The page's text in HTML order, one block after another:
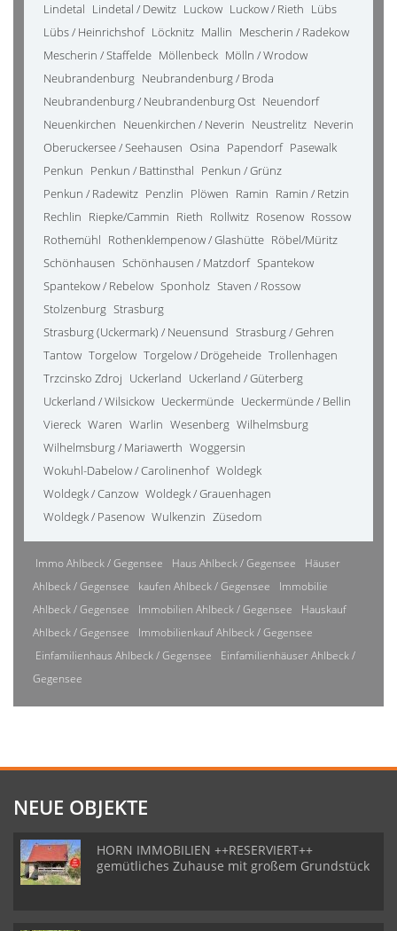
Lindetal Lindetal / Dewitz Luckow Luckow / Rieth Lübs
Lübs / Heinrichshof Löcknitz Mallin Mescherin / Radekow
Mescherin / Staffelde Möllenbeck Mölln / Wrodow
Neubrandenburg Neubrandenburg / Broda
Neubrandenburg / Neubrandenburg Ost Neuendorf
Neuenkirchen Neuenkirchen / Neverin Neustrelitz Neverin
Oberuckersee / Seehausen Osina Papendorf Pasewalk
Penkun Penkun / Battinsthal Penkun / Grünz
Penkun / Radewitz Penzlin Plöwen Ramin Ramin / Retzin
Rechlin Riepke/Cammin Rieth Rollwitz Rosenow Rossow
Rothemühl Rothenklempenow / Glashütte Röbel/Müritz
Schönhausen Schönhausen / Matzdorf Spantekow
Spantekow / Rebelow Sponholz Staven / Rossow
Stolzenburg Strasburg
Strasburg (Uckermark) / Neuensund Strasburg / Gehren
Tantow Torgelow Torgelow / Drögeheide Trollenhagen
Trzcinsko Zdroj Uckerland Uckerland / Güterberg
Uckerland / Wilsickow Ueckermünde Ueckermünde / Bellin
Viereck Waren Warlin Wesenberg Wilhelmsburg
Wilhelmsburg / Mariawerth Woggersin
Wokuhl-Dabelow / Carolinenhof Woldegk
Woldegk / Canzow Woldegk / Grauenhagen
Woldegk / Pasenow Wulkenzin Züsedom
Immo Ahlbeck / Gegensee Haus Ahlbeck / Gegensee
Häuser
Ahlbeck / Gegensee
kaufen Ahlbeck / Gegensee
Immobilie
Ahlbeck / Gegensee
Immobilien Ahlbeck / Gegensee
Hauskauf
Ahlbeck / Gegensee
Immobilienkauf Ahlbeck / Gegensee
Einfamilienhaus Ahlbeck / Gegensee
Einfamilienhäuser Ahlbeck /
Gegensee
NEUE OBJEKTE
HORN IMMOBILIEN ++RESERVIERT++
gemütliches Zuhause mit großem Grundstück